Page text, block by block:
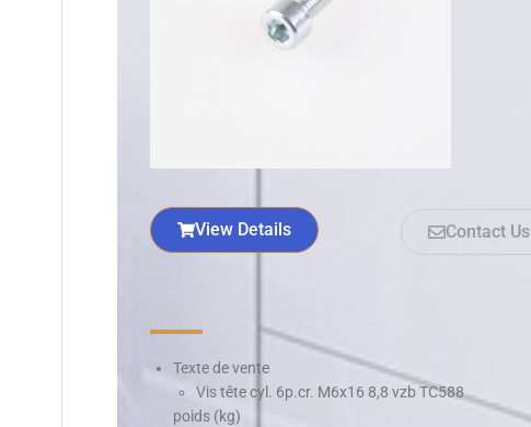
View Details Contact Us
Texte de vente
Vis tête cyl. 6p.cr. M6x16 8,8 vzb TC588
poids (kg)